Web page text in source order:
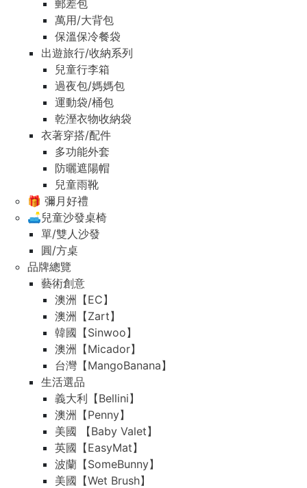
郵差包
萬用/大背包
保溫保冷餐袋
出遊旅行/收納系列
兒童行李箱
過夜包/媽媽包
運動袋/桶包
乾溼衣物收納袋
衣著穿搭/配件
多功能外套
防曬遮陽帽
兒童雨靴
🎁 彌月好禮
🛋️兒童沙發桌椅
單/雙人沙發
圓/方桌
品牌總覽
藝術創意
澳洲【EC】
澳洲【Zart】
韓國【Sinwoo】
澳洲【Micador】
台灣【MangoBanana】
生活選品
義大利【Bellini】
澳洲【Penny】
美國 【Baby Valet】
英國【EasyMat】
波蘭【SomeBunny】
美國【Wet Brush】